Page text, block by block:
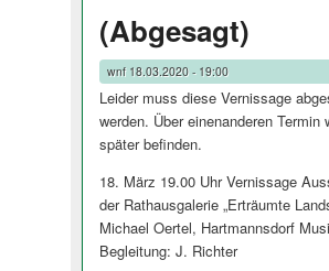
(Abgesagt)
wnf18.03.2020 - 19:00
Leider muss diese Vernissage
werden. Über einenanderen Termin
später befinden.
18. März 19.00 Uhr Vernissage
der Rathausgalerie „Erträumte
Michael Oertel, Hartmannsdorf
Begleitung: J. Richter